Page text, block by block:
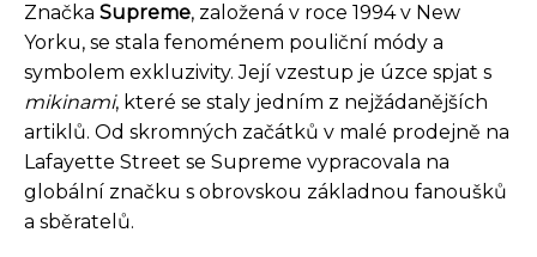
Značka Supreme, založená v roce 1994 v New
Yorku, se stala fenoménem pouliční módy a
symbolem exkluzivity. Její vzestup je úzce spjat s
mikinami, které se staly jedním z nejžádanějších
artiklů. Od skromných začátků v malé prodejně na
Lafayette Street se Supreme vypracovala na
globální značku s obrovskou základnou fanoušků
a sběratelů.